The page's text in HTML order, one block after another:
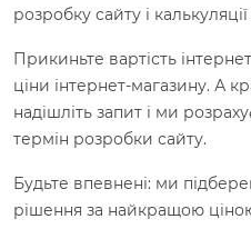
розробку сайту і калькуляції
Прикиньте вартість
ціни інтернет-магазину. А
надішліть запит і ми
термін розробки сайту.
Будьте впевнені: ми
рішення за найкращою